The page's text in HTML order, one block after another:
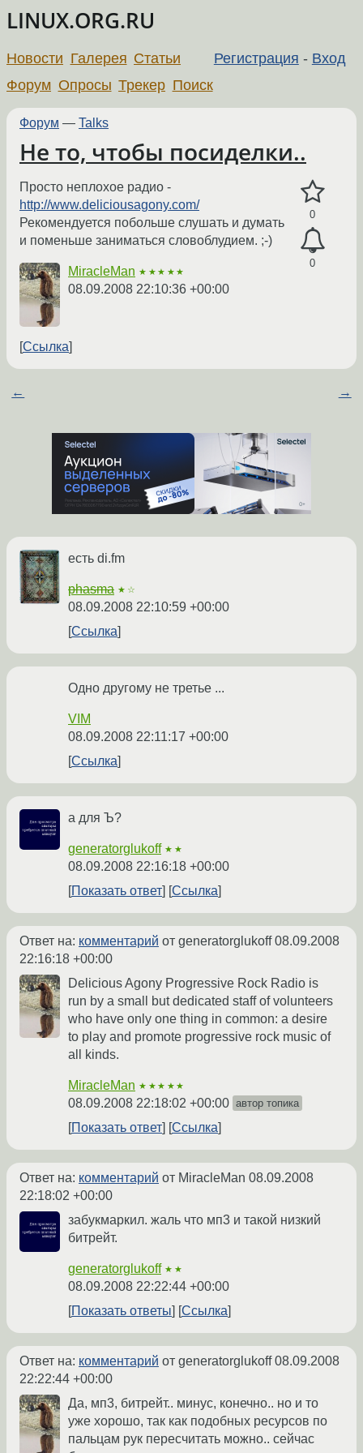
LINUX.ORG.RU
Регистрация - Вход
Новости Галерея Статьи
Форум Опросы Трекер Поиск
Форум — Talks
Не то, чтобы посиделки..
0
0
Просто неплохое радио -
http://www.deliciousagony.com/
Рекомендуется побольше слушать и думать
и поменьше заниматься словоблудием. ;-)
MiracleMan ★★★★★
08.09.2008 22:10:36 +00:00
Ссылка
← →
есть di.fm
phasma ★☆
08.09.2008 22:10:59 +00:00
Ссылка
Одно другому не третье ...
VIM
08.09.2008 22:11:17 +00:00
Ссылка
а для Ъ?
generatorglukoff ★★
08.09.2008 22:16:18 +00:00
Показать ответ
Ссылка
Ответ на: комментарий от generatorglukoff08.09.2008
22:16:18 +00:00
Delicious Agony Progressive Rock Radio is
run by a small but dedicated staff of volunteers
who have only one thing in common: a desire
to play and promote progressive rock music of
all kinds.
MiracleMan ★★★★★
08.09.2008 22:18:02 +00:00 автор топика
Показать ответ Ссылка
Ответ на: комментарий от MiracleMan 08.09.2008
22:18:02 +00:00
забукмаркил. жаль что мп3 и такой низкий
битрейт.
generatorglukoff ★★
08.09.2008 22:22:44 +00:00
Показать ответы
Ссылка
Ответ на: комментарий от generatorglukoff08.09.2008
22:22:44 +00:00
Да, мп3, битрейт.. минус, конечно.. но и то
уже хорошо, так как подобных ресурсов по
пальцам рук пересчитать можно.. сейчас